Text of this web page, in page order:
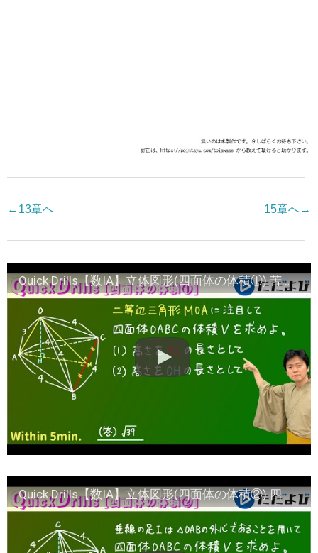
←13章へ 15章へ→
Quick Drills【数IA】立体図形(四面体の体積①) 苦手な人が多い問題です．例えば東大文科を目指す人は必須だと思います．まずは2通りの方法で求めています．
Quick Drills【数IA】立体図形(四面体の体積②) 四面体の体積①と同じ問題で異なる解法です．長さ4の辺が3つあることに注目しています．共通テスト対策にもどうぞ！